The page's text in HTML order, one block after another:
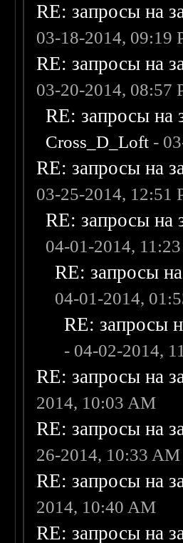
RE: запросы на
03-18-2014, 09:19
RE: запросы на
03-20-2014, 08:57
RE: запросы на
Cross_D_Loft -
RE: запросы на
03-25-2014, 12:51
RE: запросы на
04-01-2014,
RE: запросы
04-01-2014,
RE: запросы
- 04-02-2014,
RE: запросы на
2014, 10:03 AM
RE: запросы на
26-2014, 10:33 AM
RE: запросы на
2014, 10:40 AM
RE: запросы на